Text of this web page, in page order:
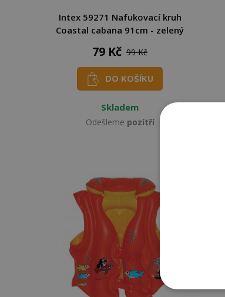
Intex 59271 Nafukovací kruh
Coastal cabana 91cm - zelený
79 Kč 99 Kč
DO KOŠÍKU
Skladem
Odešleme pozítří